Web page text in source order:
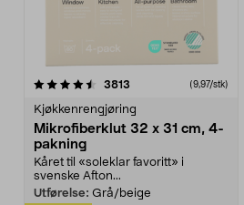
3813 anmeldelser(9,97/stk)
Kjøkkenrengjøring
Mikrofiberklut 32 x 31 cm, 4-
pakning
Kåret til «soleklar favoritt» i
svenske Afton...
Utførelse: Grå/beige
4.5av 5 stjerner